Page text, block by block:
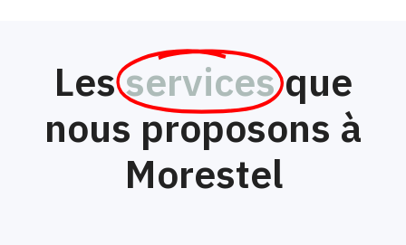
Lesservices que
nous proposons à
Morestel